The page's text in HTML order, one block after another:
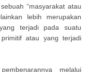
“masyarakat atau
lebih merupakan
terjadi pada suatu
atau yang terjadi
melalui